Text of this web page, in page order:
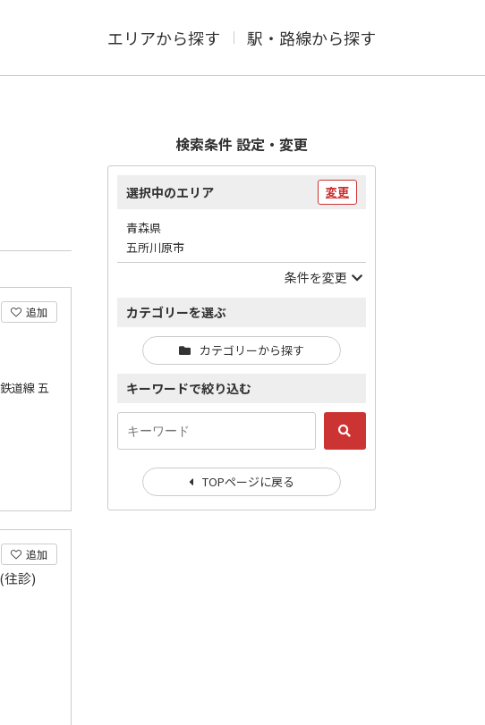
エリアから探す 駅・路線から探す
追加
道線 五
追加
診)
検索条件 設定・変更
選択中のエリア 変更
青森県
五所川原市
条件を変更
カテゴリーを選ぶ
カテゴリーから探す
キーワードで絞り込む
TOPページに戻る